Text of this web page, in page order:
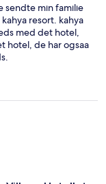
mın famılıe
resort. kahya
med det hotel,
hotel, de har ogsaa